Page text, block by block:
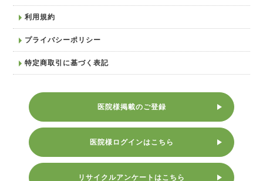
利用規約
プライバシーポリシー
特定商取引に基づく表記
医院様掲載のご登録
医院様ログインはこちら
リサイクルアンケートはこちら